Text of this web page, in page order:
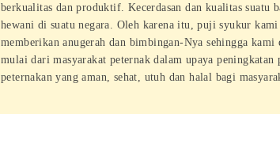
berkualitas dan produktif. Kecerdasan dan kualitas suatu
hewani di suatu negara. Oleh karena itu, puji syukur
memberikan anugerah dan bimbingan-Nya sehingga kami
mulai dari masyarakat peternak dalam upaya
peternakan yang aman, sehat, utuh dan halal bagi